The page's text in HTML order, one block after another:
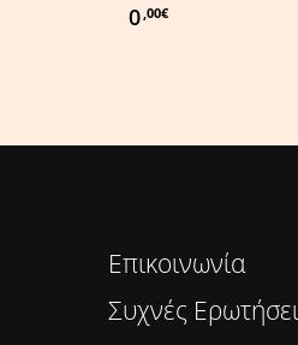
0,00€
Επικοινωνία
Συχνές